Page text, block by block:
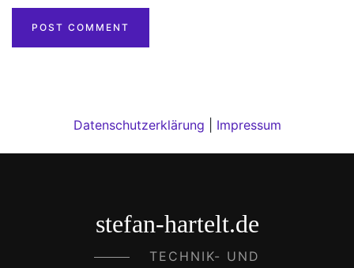
Datenschutzerklärung Impressum
stefan-hartelt.de
TECHNIK- UND